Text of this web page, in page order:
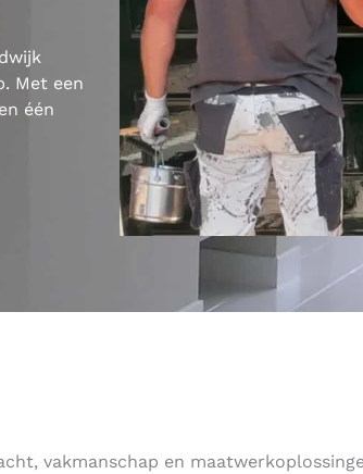
Met een
één
vakmanschap en